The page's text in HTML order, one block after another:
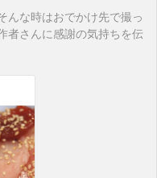
んな時はおでかけ先で撮っ
者さんに感謝の気持ちを伝